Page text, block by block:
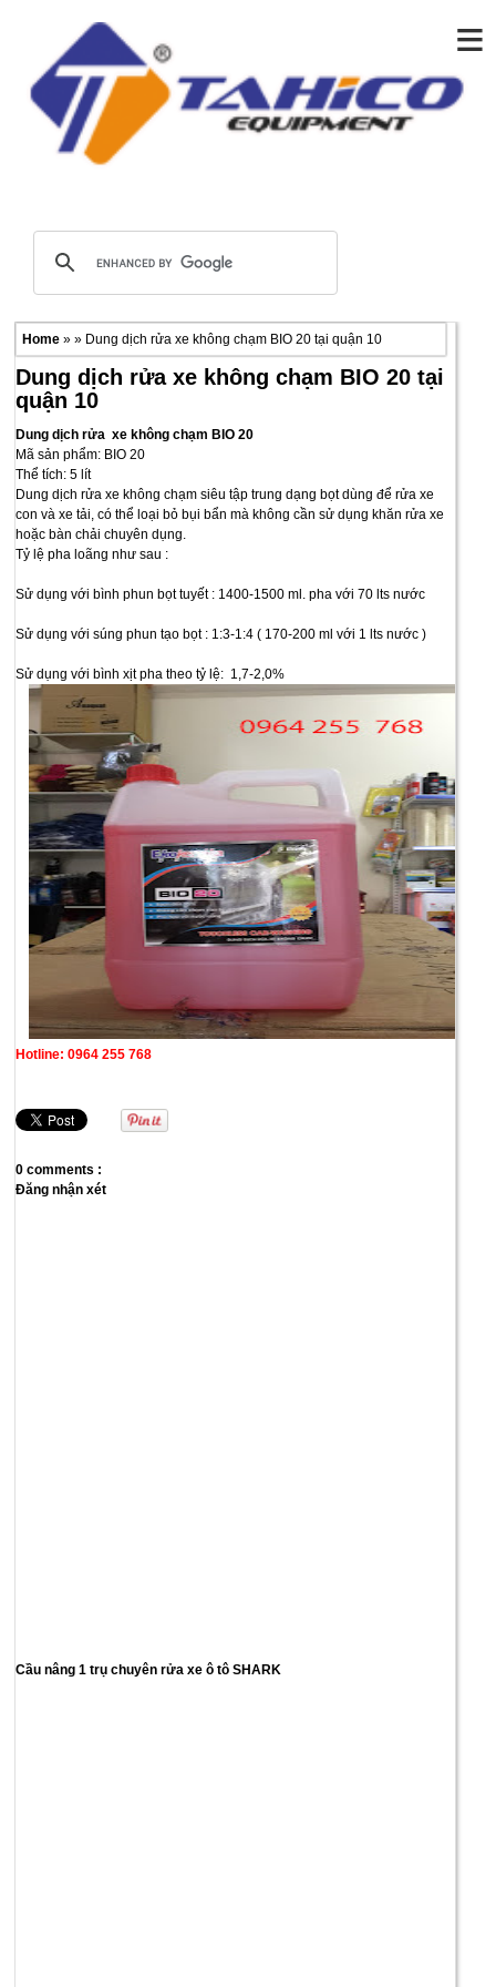
≡
Home» » Dung dịch rửa xe không chạm BIO 20 tại quận 10
Dung dịch rửa xe không chạm BIO 20 tại
quận 10
Dung dịch rửa xe không chạm BIO 20
Mã sản phẩm: BIO 20
Thể tích: 5 lít
Dung dịch rửa xe không chạm siêu tập trung dạng bọt dùng để rửa xe
con và xe tải, có thể loại bỏ bụi bẩn mà không cần sử dụng khăn rửa xe
hoặc bàn chải chuyên dụng.
Tỷ lệ pha loãng như sau :
Sử dụng với bình phun bọt tuyết : 1400-1500 ml. pha với 70 lts nước
Sử dụng với súng phun tạo bọt : 1:3-1:4 ( 170-200 ml với 1 lts nước )
Sử dụng với bình xịt pha theo tỷ lệ: 1,7-2,0%
Hotline: 0964 255 768
0 comments :
Đăng nhận xét
Cầu nâng 1 trụ chuyên rửa xe ô tô SHARK